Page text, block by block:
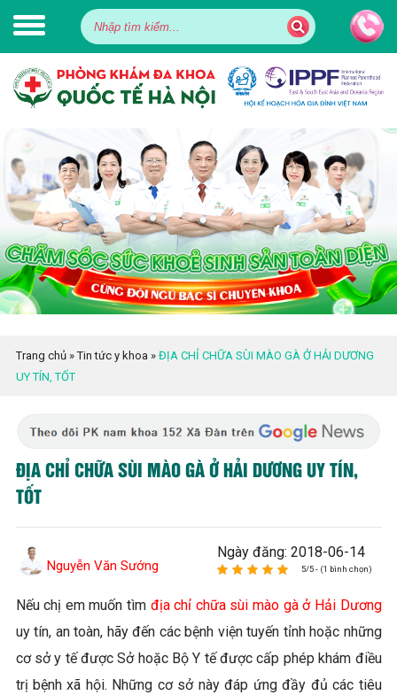
Trang chủ»Tin tức y khoa » ĐỊA CHỈ CHỮA SÙI MÀO GÀ Ở HẢI DƯƠNG
UY TÍN, TỐT
ĐỊA CHỈ CHỮA SÙI MÀO GÀ Ở HẢI DƯƠNG UY TÍN,
TỐT
Nguyễn Văn Sướng
Ngày đăng: 2018-06-14
5/5 - (1 bình chọn)
Nếu chị em muốn tìm địa chỉ chữa sùi mào gà ở Hải Dương
uy tín, an toàn, hãy đến các bệnh viện tuyến tỉnh hoặc những
cơ sở y tế được Sở hoặc Bộ Y tế được cấp phép khám điều
trị bệnh xã hội. Những cơ sở này đáp ứng đầy đủ các tiêu